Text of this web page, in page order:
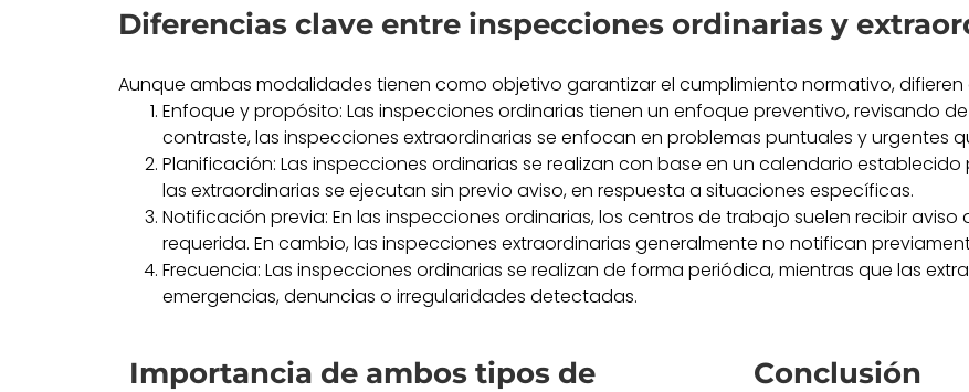
Diferencias clave entre inspecciones ordinarias y
Aunque ambas modalidades tienen como objetivo garantizar el cumplimiento normativo,
Enfoque y propósito: Las inspecciones ordinarias tienen un enfoque preventivo, revisando
contraste, las inspecciones extraordinarias se enfocan en problemas puntuales y urgentes
Planificación: Las inspecciones ordinarias se realizan con base en un calendario
las extraordinarias se ejecutan sin previo aviso, en respuesta a situaciones específicas.
Notificación previa: En las inspecciones ordinarias, los centros de trabajo suelen recibir
requerida. En cambio, las inspecciones extraordinarias generalmente no notifican
Frecuencia: Las inspecciones ordinarias se realizan de forma periódica, mientras que las
emergencias, denuncias o irregularidades detectadas.
Importancia de ambos tipos de
Conclusión